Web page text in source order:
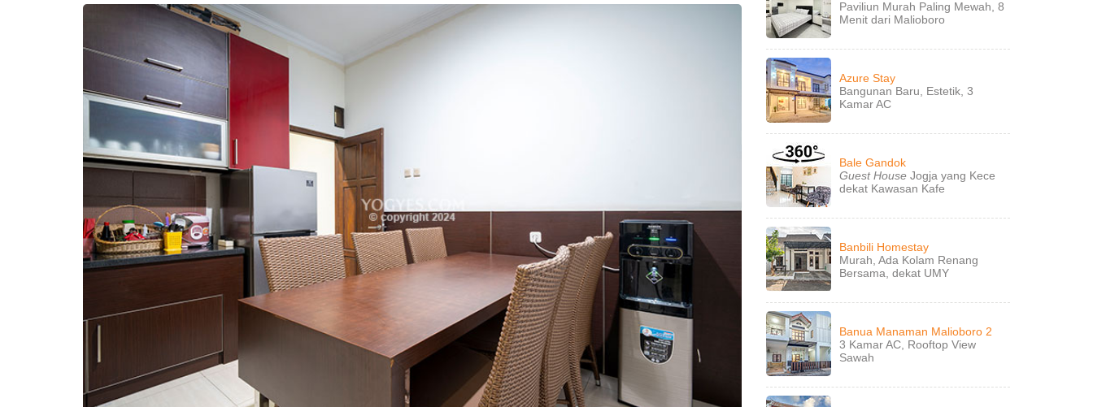
Paviliun Murah Paling Mewah, 8
Menit dari Malioboro
Azure Stay
Bangunan Baru, Estetik, 3
Kamar AC
Bale Gandok
Guest House Jogja yang Kece
dekat Kawasan Kafe
Banbili Homestay
Murah, Ada Kolam Renang
Bersama, dekat UMY
Banua Manaman Malioboro 2
3 Kamar AC, Rooftop View
Sawah